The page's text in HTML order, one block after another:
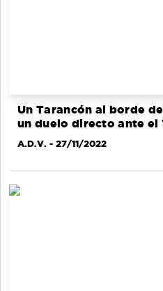
Un Tarancón al borde
un duelo directo ante
A.D.V. - 27/11/2022